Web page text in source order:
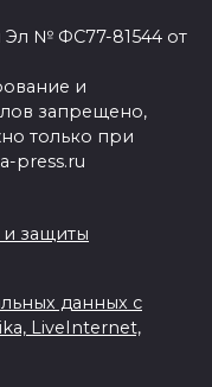
Эл № ФС77-81544 от
и
запрещено,
только при
press.ru
защиты
данных с
LiveInternet,